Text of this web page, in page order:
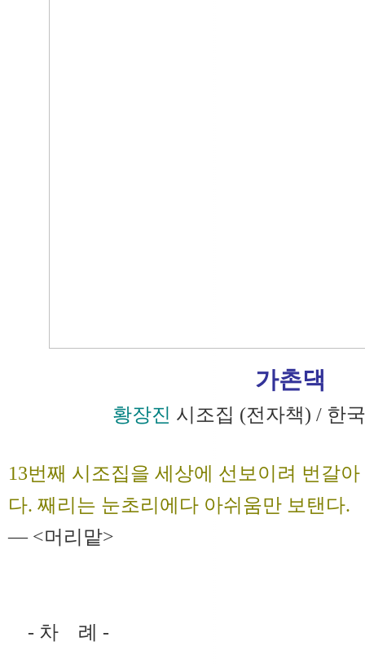
가촌댁
황장진 시조집 (전자책) / 한
13번째 시조집을 세상에 선보이려 번갈
다. 째리는 눈초리에다 아쉬움만 보탠다.
― <머리맡>
- 차 례 -